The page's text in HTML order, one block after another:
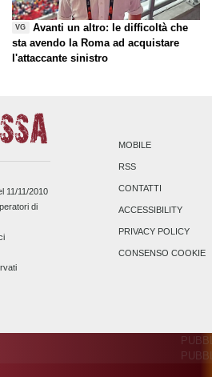
VG
Avanti un altro: le difficoltà che
sta avendo la Roma ad acquistare
l'attaccante sinistro
11/11/2010
di
MOBILE
RSS
CONTATTI
ACCESSIBILITY
PRIVACY POLICY
CONSENSO COOKIE